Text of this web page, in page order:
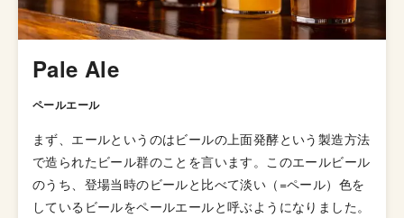
Pale Ale
ペールエール
まず、エールというのはビールの上面発酵という製造方法
で造られたビール群のことを言います。このエールビール
のうち、登場当時のビールと比べて淡い（=ペール）色を
しているビールをペールエールと呼ぶようになりました。